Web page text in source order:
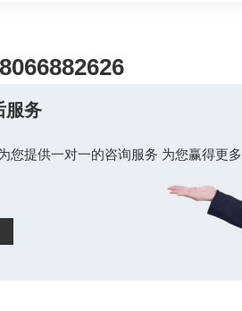
服务
您提供一对一的咨询服务 为您赢得更多